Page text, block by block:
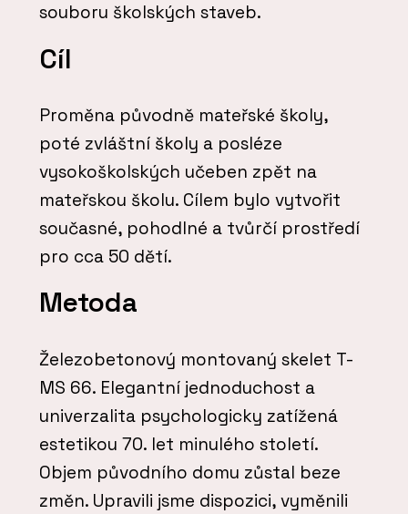
souboru školských staveb.
Cíl
Proměna původně mateřské školy,
poté zvláštní školy a posléze
vysokoškolských učeben zpět na
mateřskou školu. Cílem bylo vytvořit
současné, pohodlné a tvůrčí prostředí
pro cca 50 dětí.
Metoda
Železobetonový montovaný skelet T-
MS 66. Elegantní jednoduchost a
univerzalita psychologicky zatížená
estetikou 70. let minulého století.
Objem původního domu zůstal beze
změn. Upravili jsme dispozici, vyměnili